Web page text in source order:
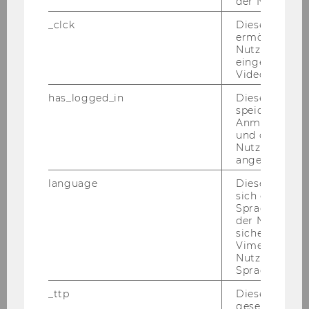
cal­ly new busi­nes­ses and chal­len­ging in­
cumbents to adapt their mar­ke­ting stra­te­gies.
The­re­fo­re, our goal is to do re­se­arch that fo­cu­
ses on new busi­ness pro­blems and ground­
brea­king in­no­va­tions ari­sing from de­ve­lo­p­
pi­ri­cal data (most­ly in the form of "big data")
and apply quan­ti­ta­ti­ve me­thods to tack­le and
solve these pro­blems in order to ul­ti­ma­te­ly
make bet­ter mar­ke­ting de­cis­i­ons and rea­li­ze
more de­si­ra­ble out­co­mes for firms and con­su­
mers. Our stu­dents are trai­ned to be the next
ge­nera­ti­on of di­gi­tal mar­ke­ting ma­na­gers with
strong ana­ly­ti­cal skills and a pro­found know­
ledge of the me­cha­nics of the di­gi­tal mar­ke­
ting eco­sys­tem, the so­cial media en­vi­ron­ment,
_clck
Dieses Cookie
ermöglicht
Nutzung des
Video Players
has_logged_in
Dieses Cookie
speichert
und ob sich
Nutzer*in
angemeldet
language
Dieses
sich die
der
Vimeo in der
Nutzer
Sprache
_ttp
Dieser
gesetzt, um